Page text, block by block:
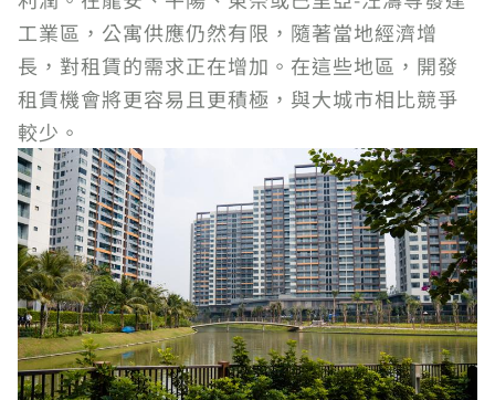
工業區，公寓供應仍然有限，隨著當地經濟增
長，對租賃的需求正在增加。在這些地區，開發
租賃機會將更容易且更積極，與大城市相比競爭
較少。